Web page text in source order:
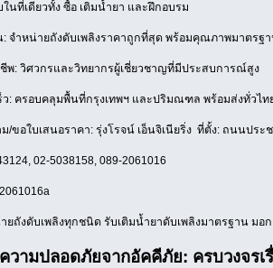
ในที่เดียวทั้ง ซื้อ เติมน้ำยา และฝึกอบรม
: จำหน่ายถังดับเพลิงราคาถูกที่สุด พร้อมคุณภาพมาตรฐ
พ: วิศวกรและวิทยากรผู้เชี่ยวชาญที่มีประสบการณ์สูง
ว: ครอบคลุมพื้นที่กรุงเทพฯ และปริมณฑล พร้อมส่งทั่วไท
/ขอใบเสนอราคา: รุ่งโรจน์ เอ็นจิเนียริ่ง ที่ตั้ง: ถนนประ
02-5038158, 089-2061016
ยถังดับเพลิงทุกชนิด รับเติมน้ำยาดับเพลิงมาตรฐาน ม
วามปลอดภัยจากอัคคีภัย: ครบวงจรเ